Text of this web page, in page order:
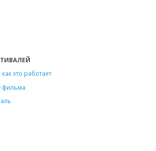
это работает
фильма